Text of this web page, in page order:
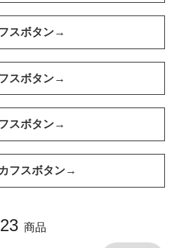
スボタン→
スボタン→
スボタン→
フスボタン→
23 商品